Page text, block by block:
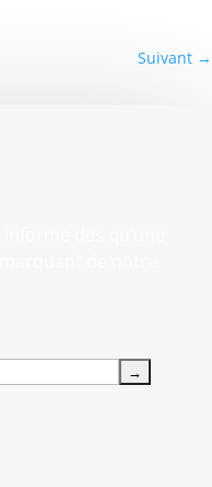
Suivant →